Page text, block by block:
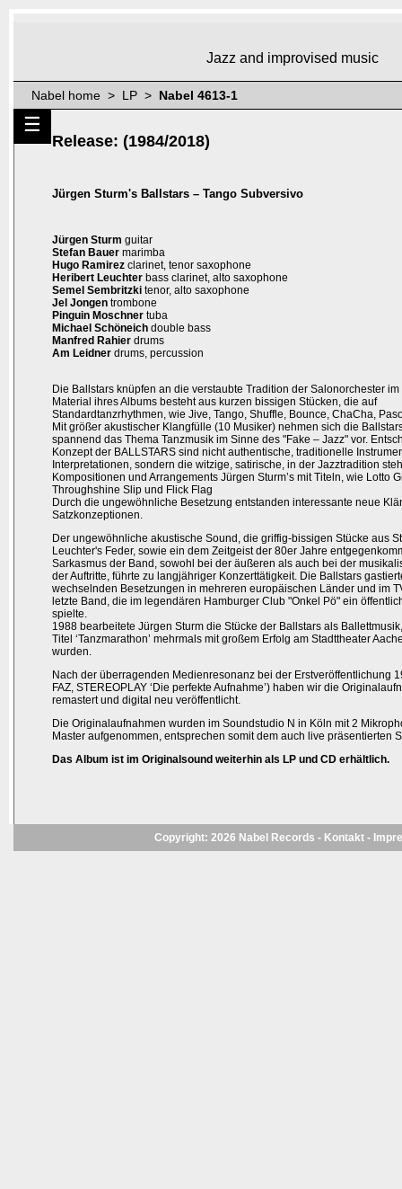
Jazz and improvised music
Nabel home > LP > Nabel 4613-1
☰
Release: (1984/2018)
Jürgen Sturm's Ballstars – Tango Subversivo
Jürgen Sturm guitar
Stefan Bauer marimba
Hugo Ramirez clarinet, tenor saxophone
Heribert Leuchter bass clarinet, alto saxophone
Semel Sembritzki tenor, alto saxophone
Jel Jongen trombone
Pinguin Moschner tuba
Michael Schöneich double bass
Manfred Rahier drums
Am Leidner drums, percussion
Die Ballstars knüpfen an die verstaubte Tradition der Salonorchester
Material ihres Albums besteht aus kurzen bissigen Stücken, die auf
Standardtanzrhythmen, wie Jive, Tango, Shuffle, Bounce, ChaCha,
Mit größer akustischer Klangfülle (10 Musiker) nehmen sich die
spannend das Thema Tanzmusik im Sinne des "Fake – Jazz" vor.
Konzept der BALLSTARS sind nicht authentische, traditionelle
Interpretationen, sondern die witzige, satirische, in der Jazztradition
Kompositionen und Arrangements Jürgen Sturm’s mit Titeln, wie Lotto
Throughshine Slip und Flick Flag
Durch die ungewöhnliche Besetzung entstanden interessante neue
Satzkonzeptionen.
Der ungewöhnliche akustische Sound, die griffig-bissigen Stücke aus
Leuchter's Feder, sowie ein dem Zeitgeist der 80er Jahre
Sarkasmus der Band, sowohl bei der äußeren als auch bei der
der Auftritte, führte zu langjähriger Konzerttätigkeit. Die Ballstars
wechselnden Besetzungen in mehreren europäischen Länder und im
letzte Band, die im legendären Hamburger Club "Onkel Pö" ein
spielte.
1988 bearbeitete Jürgen Sturm die Stücke der Ballstars als
Titel ‘Tanzmarathon’ mehrmals mit großem Erfolg am Stadttheater
wurden.
Nach der überragenden Medienresonanz bei der Erstveröffentlichung
FAZ, STEREOPLAY ‘Die perfekte Aufnahme’) haben wir die
remastert und digital neu veröffentlicht.
Die Originalaufnahmen wurden im Soundstudio N in Köln mit 2
Master aufgenommen, entsprechen somit dem auch live präsentierten
Das Album ist im Originalsound weiterhin als LP und CD erhältlich.
Copyright: 2026 Nabel Records - Kontakt -